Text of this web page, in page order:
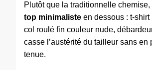
Plutôt que la traditionnelle
top minimaliste en dessous : t-shirt
col roulé fin couleur nude,
casse l’austérité du tailleur sans en
tenue.